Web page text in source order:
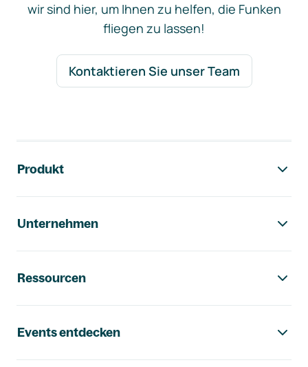
wir sind hier, um Ihnen zu helfen, die Funken
fliegen zu lassen!
Kontaktieren Sie unser Team
Produkt
Unternehmen
Ressourcen
Events entdecken